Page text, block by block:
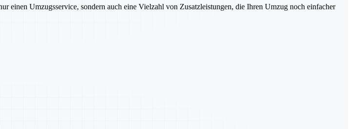
einen Umzugsservice, sondern auch eine Vielzahl von Zusatzleistungen, die Ihren Umzug noch einfacher